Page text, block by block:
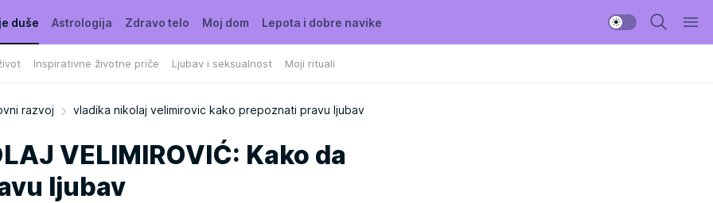
duše
Inspirativne životne priče Ljubav i seksualnost Moji rituali
Astrologija Zdravo telo Moj dom Lepota i dobre navike
razvoj vladika nikolaj velimirovic kako prepoznati pravu ljubav
VELIMIROVIĆ: Kako da
ljubav